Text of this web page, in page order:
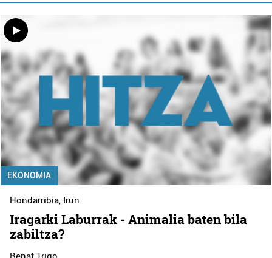
EKONOMIA
Hondarribia, Irun
Iragarki Laburrak - Animalia baten bila
zabiltza?